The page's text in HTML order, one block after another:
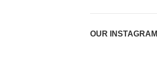
OUR INSTAGRAM